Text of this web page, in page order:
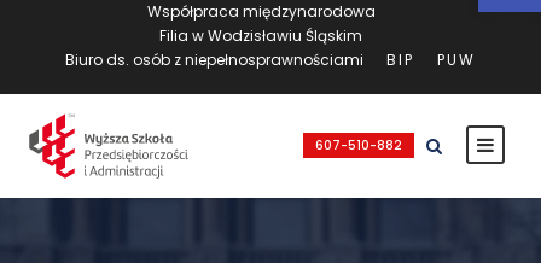
Współpraca międzynarodowa
Filia w Wodzisławiu Śląskim
Biuro ds. osób z niepełnosprawnościami
BIP PUW
607-510-882